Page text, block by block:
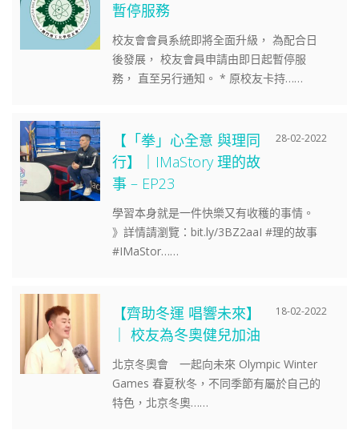
暫停服務
校友會會員系統即將全面升級， 為配合日
後發展， 校友會員申請由即日起暫停服
務， 直至另行通知。 * 原校友卡持……
【「拳」心全意 與理同
行】｜IMaStory 理的故
事 – EP23
28-02-2022
學習本身就是一件快樂又有收穫的事情。
》詳情請瀏覽：bit.ly/3BZ2aaI #理的故事
#IMaStor……
【齊助冬運 唱響未來】
｜ 校友為冬奧健兒加油
18-02-2022
北京冬奧會 一起向未來 Olympic Winter
Games 春夏秋冬，不同季節有屬於自己的
特色，北京冬奧……